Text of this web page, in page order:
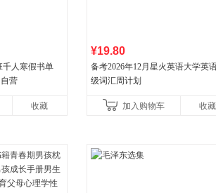
千人寒假书单
营
收藏
¥19.80
备考2026年12月星火英语大学英
级词汇周计划
加入购物车 收藏